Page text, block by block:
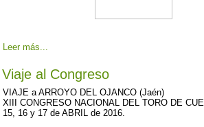
Leer más...
Viaje al Congreso
VIAJE a ARROYO DEL OJANCO (Jaén)
XIII CONGRESO NACIONAL DEL TORO DE
15, 16 y 17 de ABRIL de 2016.